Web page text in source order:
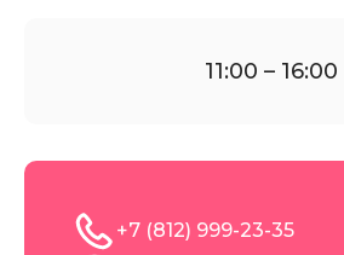
11:00 – 16:00
+7 (812) 999-23-35